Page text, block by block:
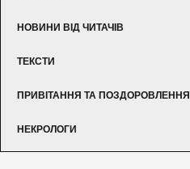
НОВИНИ ВІД ЧИТАЧІВ
ТЕКСТИ
ПРИВІТАННЯ ТА ПОЗДОРОВЛЕННЯ
НЕКРОЛОГИ